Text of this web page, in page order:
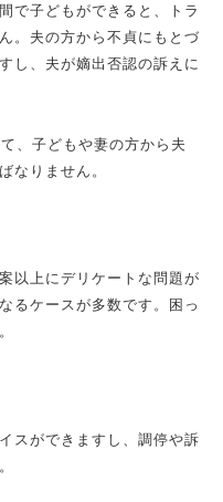
で子どもができると、トラ
。夫の方から不貞にもとづ
し、夫が嫡出否認の訴えに
、子どもや妻の方から夫
なりません。
以上にデリケートな問題が
るケースが多数です。困っ
スができますし、調停や訴